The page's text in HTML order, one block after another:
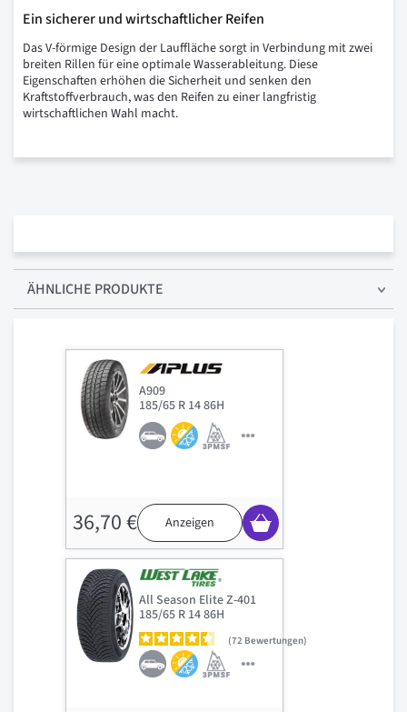
Ein sicherer und wirtschaftlicher Reifen
Das V-förmige Design der Lauffläche sorgt in Verbindung mit zwei
breiten Rillen für eine optimale Wasserableitung. Diese
Eigenschaften erhöhen die Sicherheit und senken den
Kraftstoffverbrauch, was den Reifen zu einer langfristig
wirtschaftlichen Wahl macht.
ÄHNLICHE PRODUKTE
A909
185/65 R 14 86H
36,70 € Anzeigen
All Season Elite Z-401
185/65 R 14 86H
72 Bewertungen